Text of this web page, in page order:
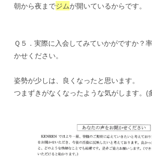
朝から夜までジムが開いているからです。
Ｑ５．実際に入会してみていかがですか？
かせください。
姿勢が少しは、良くなったと思います。
つまずきがなくなったような気がします。(